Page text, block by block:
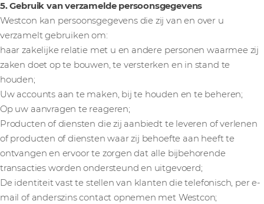
5. Gebruik van verzamelde persoonsgegevens
Westcon kan persoonsgegevens die zij van en over u
verzamelt gebruiken om:
haar zakelijke relatie met u en andere personen waarmee zij
zaken doet op te bouwen, te versterken en in stand te
houden;
Uw accounts aan te maken, bij te houden en te beheren;
Op uw aanvragen te reageren;
Producten of diensten die zij aanbiedt te leveren of verlenen
of producten of diensten waar zij behoefte aan heeft te
ontvangen en ervoor te zorgen dat alle bijbehorende
transacties worden ondersteund en uitgevoerd;
De identiteit vast te stellen van klanten die telefonisch, per e-
mail of anderszins contact opnemen met Westcon;